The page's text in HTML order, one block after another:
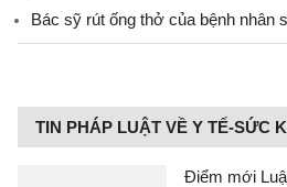
Bác sỹ rút ống thở của bệnh nhân
TIN PHÁP LUẬT VỀ Y TẾ-SỨC
Điểm mới